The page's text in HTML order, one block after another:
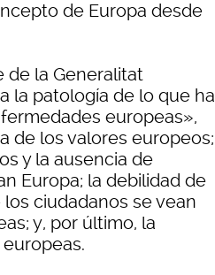
de Europa desde
de la Generalitat
la patología de lo que ha
europeas»,
de los valores europeos;
y la ausencia de
Europa; la debilidad de
ciudadanos se vean
y, por último, la